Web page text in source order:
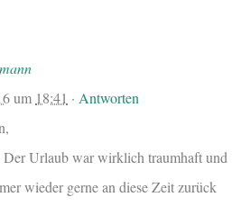
um 18:41 · Antworten
Urlaub war wirklich traumhaft und
wieder gerne an diese Zeit zurück